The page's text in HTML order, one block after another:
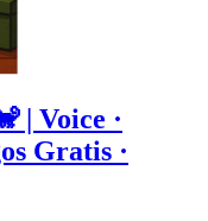
| Voice ·
Gratis ·